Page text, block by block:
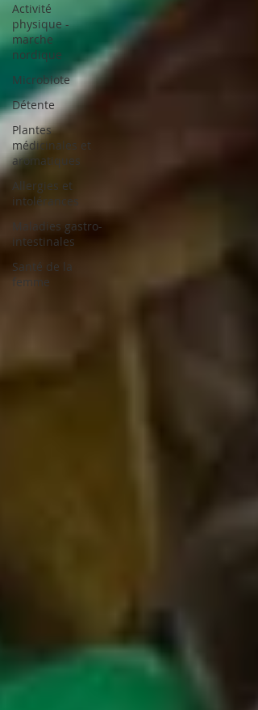
Activité
physique -
marche
nordique
Microbiote
Détente
Plantes
médicinales et
aromatiques
Allergies et
intolérances
Maladies gastro-
intestinales
Santé de la
femme